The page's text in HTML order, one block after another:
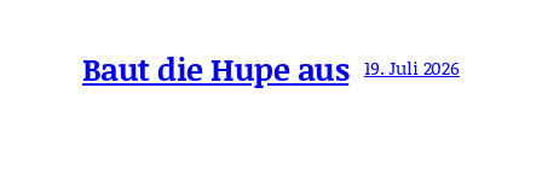
Baut die Hupe aus 19. Juli 2026